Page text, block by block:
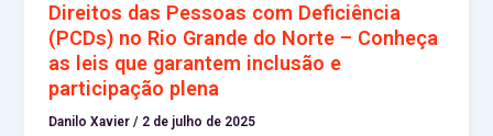
Direitos das Pessoas com Deficiência
(PCDs) no Rio Grande do Norte – Conheça
as leis que garantem inclusão e
participação plena
Danilo Xavier/ 2 de julho de 2025